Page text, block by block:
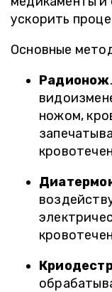
ускорить
Основные
Радионож
ножом,